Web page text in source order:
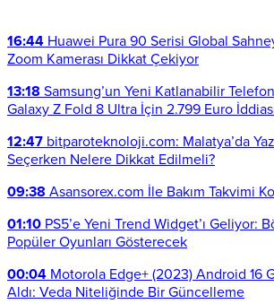
16:44 Huawei Pura 90 Serisi Global
Zoom Kamerası Dikkat Çekiyor
13:18 Samsung’un Yeni Katlanabilir
Galaxy Z Fold 8 Ultra İçin 2.799 Euro
12:47 bitparoteknoloji.com: Malatya’da
Seçerken Nelere Dikkat Edilmeli?
09:38 Asansorex.com İle Bakım Takvimi
01:10 PS5’e Yeni Trend Widget’ı Geliyor:
Popüler Oyunları Gösterecek
00:04 Motorola Edge+ (2023) Android 16
Aldı: Veda Niteliğinde Bir Güncelleme